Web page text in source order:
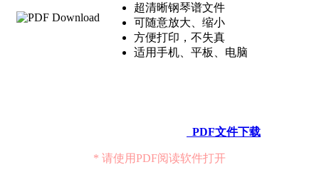
超清晰钢琴谱文件
可随意放大、缩小
方便打印，不失真
适用手机、平板、电脑
PDF文件下载
* 请使用PDF阅读软件打开